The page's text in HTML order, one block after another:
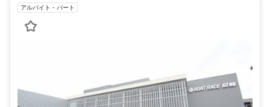
アルバイト・パート